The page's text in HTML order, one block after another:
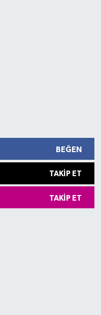
BEĞEN
TAKIP ET
TAKIP ET